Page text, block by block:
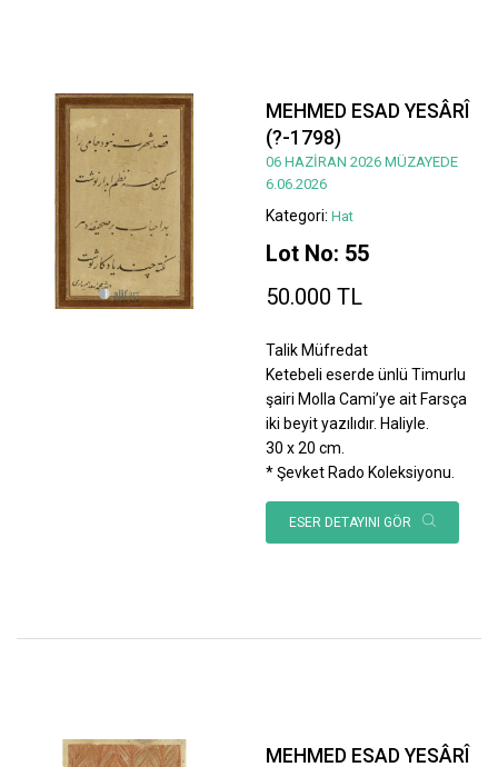
MEHMED ESAD YESÂRÎ
(?-1798)
06 HAZİRAN 2026 MÜZAYEDE
6.06.2026
Kategori: Hat
Lot No: 55
50.000 TL
Talik Müfredat
Ketebeli eserde ünlü Timurlu
şairi Molla Cami’ye ait Farsça
iki beyit yazılıdır. Haliyle.
30 x 20 cm.
* Şevket Rado Koleksiyonu.
ESER DETAYINI GÖR
MEHMED ESAD YESÂRÎ